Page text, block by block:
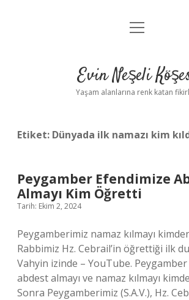
Anasayfa
Yasal Uyarı
menüyü
Evin Neşeli
Yaşam alanlarına renk katan
Etiket: Dünyada ilk namazı kim
Peygamber Efendimize
Almayı Kim Öğretti
Tarih: Ekim 2, 2024
Peygamberimiz namaz kılmayı
Rabbimiz Hz. Cebrail’in öğrettiği ilk
Vahyin izinde – YouTube.
abdest almayı ve namaz kılmayı
Sonra Peygamberimiz (S.A.V.), Hz.